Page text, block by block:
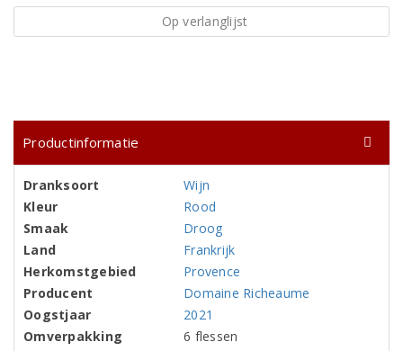
Op verlanglijst
Productinformatie
Dranksoort
Wijn
Kleur
Rood
Smaak
Droog
Land
Frankrijk
Herkomstgebied
Provence
Producent
Domaine Richeaume
Oogstjaar
2021
Omverpakking
6 flessen